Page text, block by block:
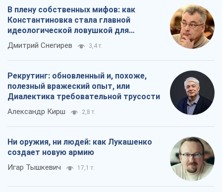
В плену собственных мифов: как
Константиновка стала главной
идеологической ловушкой для
российских оккупантов
Дмитрий Снегирев 3,4 т.
Рекрутинг: обновленный и, похоже,
полезный вражеский опыт, или
Диалектика требовательной трусости
Александр Кирш 2,8 т.
Ни оружия, ни людей: как Лукашенко
создает новую армию
Игар Тышкевич 17,1 т.